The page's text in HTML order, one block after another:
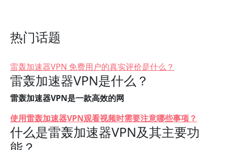
热门话题
雷轰加速器VPN 免费用户的真实评价是什么？
雷轰加速器VPN是什么？
雷轰加速器VPN是一款高效的网
使用雷轰加速器VPN观看视频时需要注意哪些事项？
什么是雷轰加速器VPN及其主要功